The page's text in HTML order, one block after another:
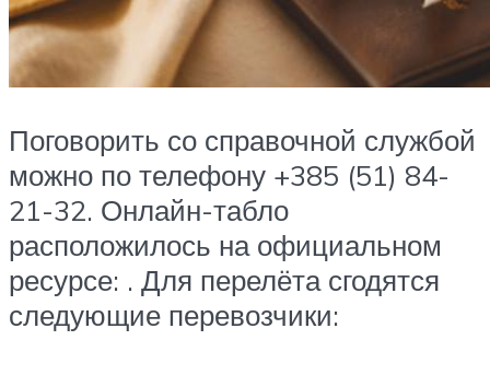
Поговорить со справочной службой
можно по телефону +385 (51) 84-
21-32. Онлайн-табло
расположилось на официальном
ресурсе: . Для перелёта сгодятся
следующие перевозчики: